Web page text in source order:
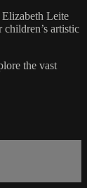
Leite
artistic
the vast